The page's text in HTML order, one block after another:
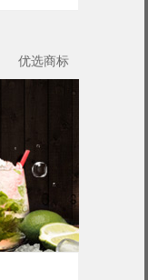
优选商标